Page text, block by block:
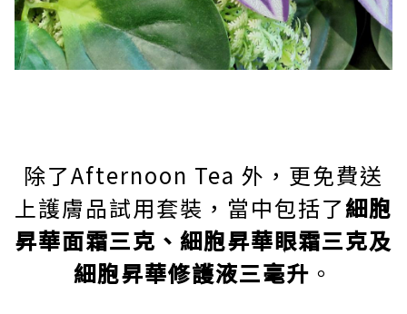
除了Afternoon Tea 外，更免費送
上護膚品試用套裝，當中包括了細胞
昇華面霜三克、細胞昇華眼霜三克及
細胞昇華修護液三毫升 。